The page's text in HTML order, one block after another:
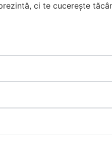
ci te cucerește